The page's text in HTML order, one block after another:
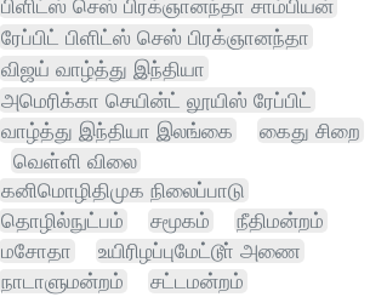
பிளிட்ஸ் செஸ் பிரக்ஞானந்தா சாம்பியன்
ரேப்பிட் பிளிட்ஸ் செஸ் பிரக்ஞானந்தா
விஜய் வாழ்த்து இந்தியா
அமெரிக்கா செயின்ட் லூயிஸ் ரேப்பிட்
வாழ்த்து இந்தியா இலங்கை
கைது சிறை
வெள்ளி விலை
கனிமொழிதிமுக நிலைப்பாடு
தொழில்நுட்பம்
சமூகம்
நீதிமன்றம்
மசோதா
உயிரிழப்புமேட்டூா் அணை
நாடாளுமன்றம்
சட்டமன்றம்